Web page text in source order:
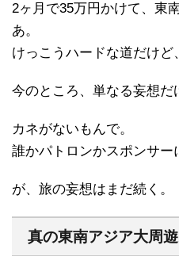
2ヶ月で35万円かけて、東
あ。
けっこうハードな道だけど
今のところ、単なる妄想だ
カネがないもんで。
誰かパトロンかスポンサー
が、旅の妄想はまだ続く。
真の東南アジア大周遊